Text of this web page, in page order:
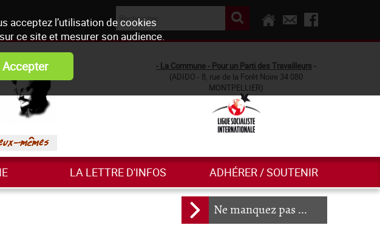
acceptez l’utilisation de cookies
ce site et mesurer son audience.
Accepter - La Commune - Pour un Parti des Travailleurs -
(ADIDO - 8, rue de la Forêt Noire 34 080
MONTPELLIER)
LA LETTRE D'INFOS ADHÉRER / SOUTENIR
Ne manquez pas ...